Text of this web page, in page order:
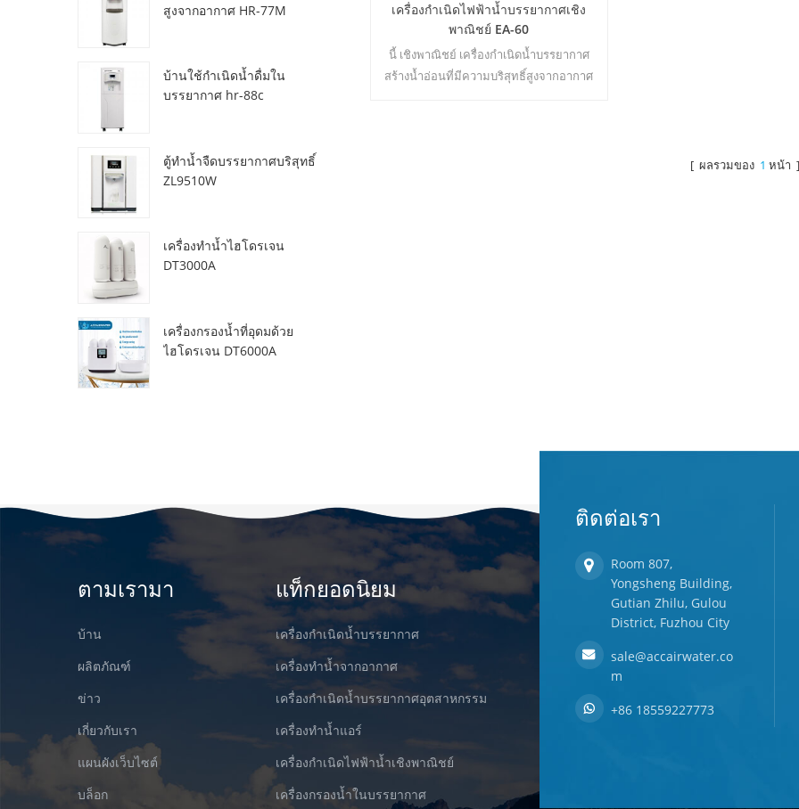
สูงจากอากาศ HR-77M
บ้านใช้กำเนิดน้ำดื่มใน
บรรยากาศ hr-88c
ตู้ทำน้ำจืดบรรยากาศบริสุทธิ์
ZL9510W
เครื่องทำน้ำไฮโดรเจน
DT3000A
เครื่องกรองน้ำที่อุดมด้วย
ไฮโดรเจน DT6000A
เครื่องกำเนิดไฟฟ้าน้ำบรรยากาศเชิง
พาณิชย์ EA-60
นี้ เชิงพาณิชย์ เครื่องกำเนิดน้ำบรรยากาศ
สร้างน้ำอ่อนที่มีความบริสุทธิ์สูงจากอากาศ
[ ผลรวมของ 1 หน้า
ตามเรามา
บ้าน
ผลิตภัณฑ์
ข่าว
เกี่ยวกับเรา
แผนผังเว็บไซต์
บล็อก
แท็กยอดนิยม
เครื่องกำเนิดน้ำบรรยากาศ
เครื่องทำน้ำจากอากาศ
เครื่องกำเนิดน้ำบรรยากาศอุตสาหกรรม
เครื่องทำน้ำแอร์
เครื่องกำเนิดไฟฟ้าน้ำเชิงพาณิชย์
เครื่องกรองน้ำในบรรยากาศ
ติดต่อเรา
Room 807,
Yongsheng Building,
Gutian Zhilu, Gulou
District, Fuzhou City
sale@accairwater.co
m
+86 18559227773